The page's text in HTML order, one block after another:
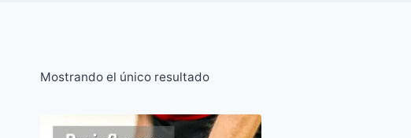
Mostrando el único resultado